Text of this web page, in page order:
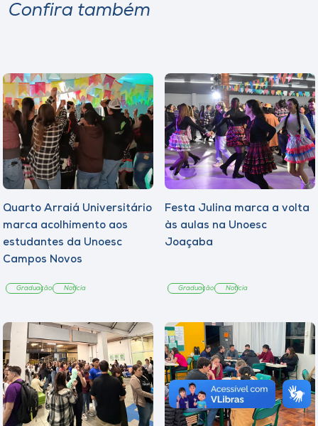
A-
Confira também
Quarto Arraiá Universitário
marca acolhimento aos
estudantes da Unoesc
Campos Novos
Graduação Notícia
Festa Julina marca a volta
às aulas na Unoesc
Joaçaba
Graduação Notícia